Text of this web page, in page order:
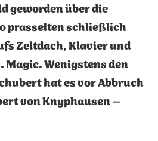
geworden über die
prasselten schließlich
Zeltdach, Klavier und
Wenigstens den
hat es vor Abbruch
von Knyphausen –